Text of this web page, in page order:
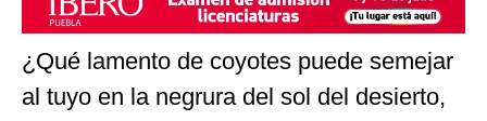
¿Qué lamento de coyotes puede semejar
al tuyo en la negrura del sol del desierto,